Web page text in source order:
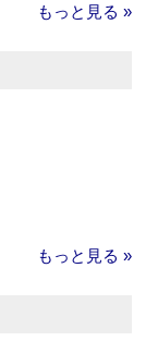
もっと見る »
もっと見る »